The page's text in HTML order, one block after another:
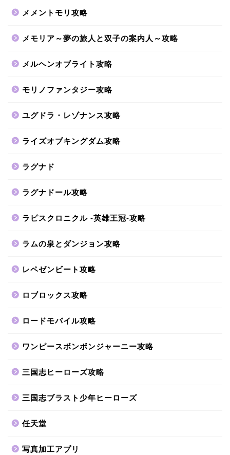
メメントモリ攻略
メモリア～夢の旅人と双子の案内人～攻略
メルヘンオブライト攻略
モリノファンタジー攻略
ユグドラ・レゾナンス攻略
ライズオブキングダム攻略
ラグナド
ラグナドール攻略
ラピスクロニクル -英雄王冠-攻略
ラムの泉とダンジョン攻略
レペゼンビート攻略
ロブロックス攻略
ロードモバイル攻略
ワンピースボンボンジャーニー攻略
三国志ヒーローズ攻略
三国志ブラスト少年ヒーローズ
任天堂
写真加工アプリ